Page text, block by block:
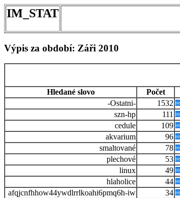
IM_STAT
Výpis za období: Záři 2010
Hledané slovo Počet
-Ostatni-
1532
szn-hp
111
cedule
109
akvarium
96
smaltované
78
plechové
53
linux
49
hlaholice
44
afqjcnfhhow44ywdlrrlkoahi6pmq6h-iw
34